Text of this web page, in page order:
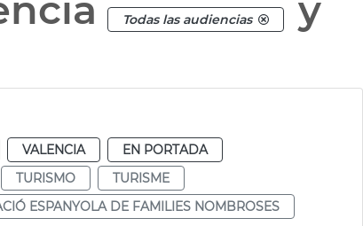
Todas las audiencias
y
VALENCIA
EN PORTADA
TURISMO
TURISME
ESPANYOLA DE FAMILIES NOMBROSES